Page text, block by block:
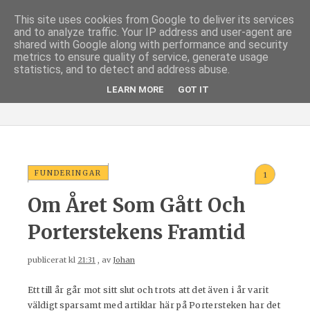
FUNDERINGAR 1
Om Året Som Gått Och
Porterstekens Framtid
publicerat kl 21:31 , avJohan
Ett till år går mot sitt slut och trots att det även i år varit
väldigt sparsamt med artiklar här på Portersteken har det
This site uses cookies from Google to deliver its services
and to analyze traffic. Your IP address and user-agent are
shared with Google along with performance and security
metrics to ensure quality of service, generate usage
statistics, and to detect and address abuse.
LEARN MORE GOT IT